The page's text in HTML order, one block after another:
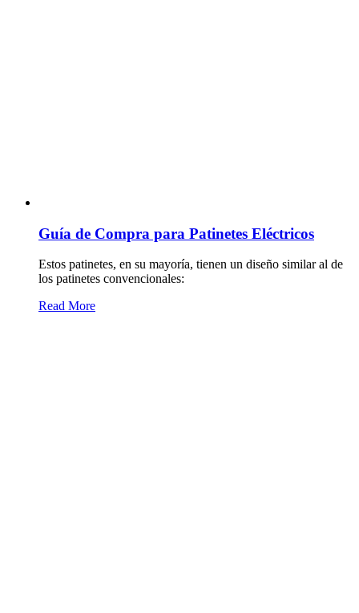
Guía de Compra para Patinetes Eléctricos
Estos patinetes, en su mayoría, tienen un diseño similar al de
los patinetes convencionales:
Read More